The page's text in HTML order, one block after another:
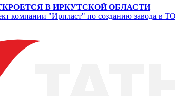
В ИРКУТСКОЙ ОБЛАСТИ
компании "Ирпласт" по созданию завода в